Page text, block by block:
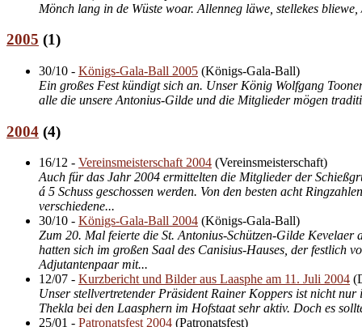
Mönch lang in de Wüste woar. Allenneg läwe, stellekes
2005 (1)
30/10 - Königs-Gala-Ball 2005 (Königs-Gala-Ball)
Ein großes Fest kündigt sich an. Unser König Wolfgang
alle die unsere Antonius-Gilde und die Mitglieder mögen
2004 (4)
16/12 - Vereinsmeisterschaft 2004 (Vereinsmeisterschaft)
Auch für das Jahr 2004 ermittelten die Mitglieder der
á 5 Schuss geschossen werden. Von den besten acht
verschiedene...
30/10 - Königs-Gala-Ball 2004 (Königs-Gala-Ball)
Zum 20. Mal feierte die St. Antonius-Schützen-Gilde
hatten sich im großen Saal des Canisius-Hauses, der festlich
Adjutantenpaar mit...
12/07 - Kurzbericht und Bilder aus Laasphe am 11. Juli 2004 (
Unser stellvertretender Präsident Rainer Koppers ist nicht
Thekla bei den Laasphern im Hofstaat sehr aktiv. Doch es
25/01 - Patronatsfest 2004 (Patronatsfest)